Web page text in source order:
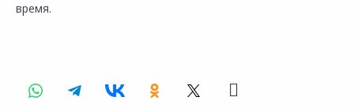
время.